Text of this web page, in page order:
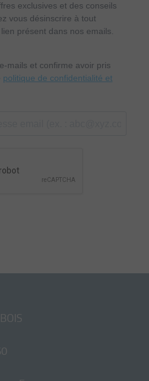
exclusives et des conseils
vous désinscrire à tout
présent dans nos emails.
mails et confirme avoir pris
politique de confidentialité et